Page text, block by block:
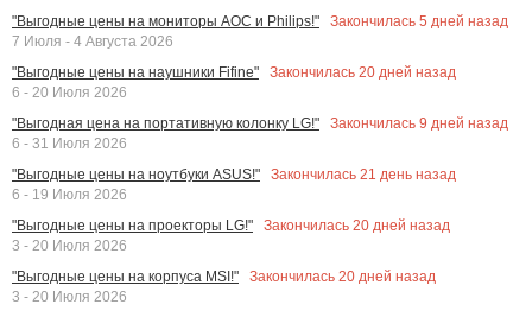
"Выгодные цены на мониторы AOC и Philips!"
Закончилась 5 дней назад
7 Июля - 4 Августа 2026
"Выгодные цены на наушники Fifine"
Закончилась 20 дней назад
6 - 20 Июля 2026
"Выгодная цена на портативную колонку LG!"
Закончилась 9 дней назад
6 - 31 Июля 2026
"Выгодные цены на ноутбуки ASUS!"
Закончилась 21 день назад
6 - 19 Июля 2026
"Выгодные цены на проекторы LG!"
Закончилась 20 дней назад
3 - 20 Июля 2026
"Выгодные цены на корпуса MSI!"
Закончилась 20 дней назад
3 - 20 Июля 2026